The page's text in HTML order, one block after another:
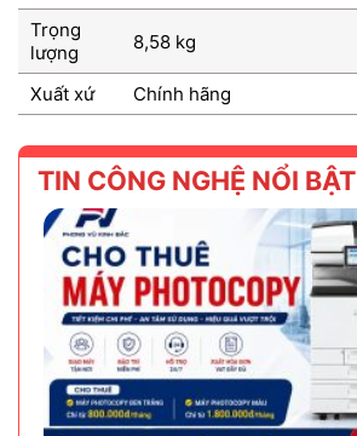
Trọng
lượng
8,58 kg
Xuất xứ Chính hãng
TIN CÔNG NGHỆ NỔI BẬT